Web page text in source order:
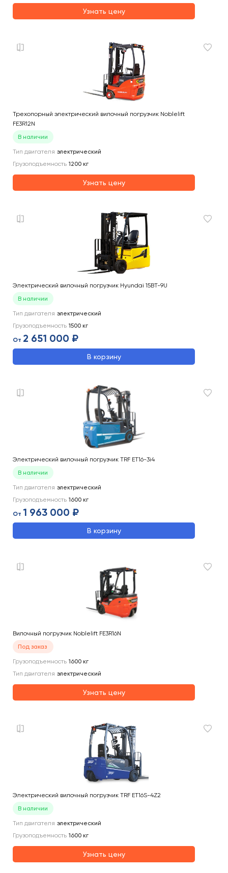
Узнать цену
Трехопорный электрический вилочный погрузчик Noblelift
FE3R12N
В наличии
Тип двигателя электрический
Грузоподъемность 1200 кг
Узнать цену
Электрический вилочный погрузчик Hyundai 15BT-9U
В наличии
Тип двигателя электрический
Грузоподъемность 1500 кг
От 2 651 000 ₽
В корзину
Электрический вилочный погрузчик TRF ET16-3i4
В наличии
Тип двигателя электрический
Грузоподъемность 1600 кг
От 1 963 000 ₽
В корзину
Вилочный погрузчик Noblelift FE3R16N
Под заказ
Грузоподъемность 1600 кг
Тип двигателя электрический
Узнать цену
Электрический вилочный погрузчик TRF ET16S-4Z2
В наличии
Тип двигателя электрический
Грузоподъемность 1600 кг
Узнать цену